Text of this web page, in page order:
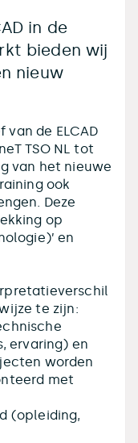
in de
bieden wij
nieuw
de ELCAD
TSO NL tot
van het nieuwe
ook
Deze
op
en
te zijn:
ervaring) en
worden
met
(opleiding,